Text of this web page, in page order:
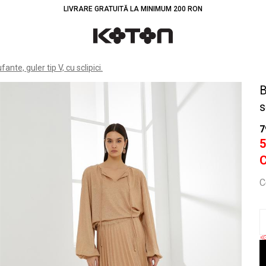
LIVRARE GRATUITĂ LA MINIMUM 200 RON
guler tip V, cu sclipici.